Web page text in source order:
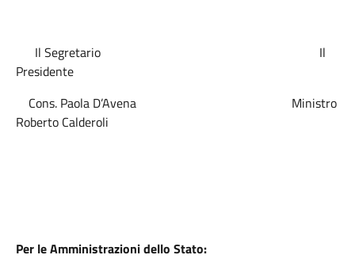
Il Segretario Il
Presidente
Cons. Paola D’Avena Ministro
Roberto Calderoli
Per le Amministrazioni dello Stato: